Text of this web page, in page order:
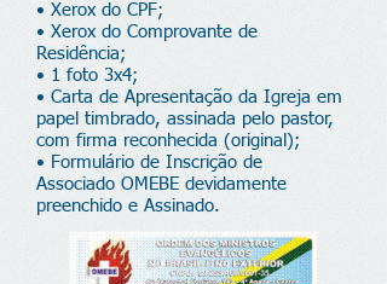
• Xerox do CPF;
• Xerox do Comprovante de
Residência;
• 1 foto 3x4;
• Carta de Apresentação da Igreja em
papel timbrado, assinada pelo pastor,
com firma reconhecida (original);
• Formulário de Inscrição de
Associado OMEBE devidamente
preenchido e Assinado.